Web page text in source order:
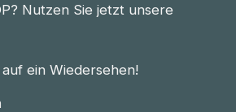
Nutzen Sie jetzt unsere
ein Wiedersehen!